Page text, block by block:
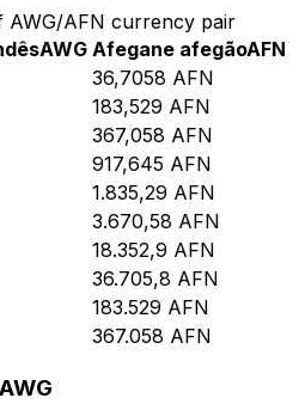
AWG/AFN currency pair
AWG Afegane afegãoAFN
36,7058 AFN
183,529 AFN
367,058 AFN
917,645 AFN
1.835,29 AFN
3.670,58 AFN
18.352,9 AFN
36.705,8 AFN
183.529 AFN
367.058 AFN